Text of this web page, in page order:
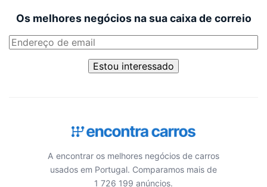
Os melhores negócios na sua caixa de correio
Estou interessado
A encontrar os melhores negócios de carros
usados em Portugal. Comparamos mais de
1 726 199 anúncios.